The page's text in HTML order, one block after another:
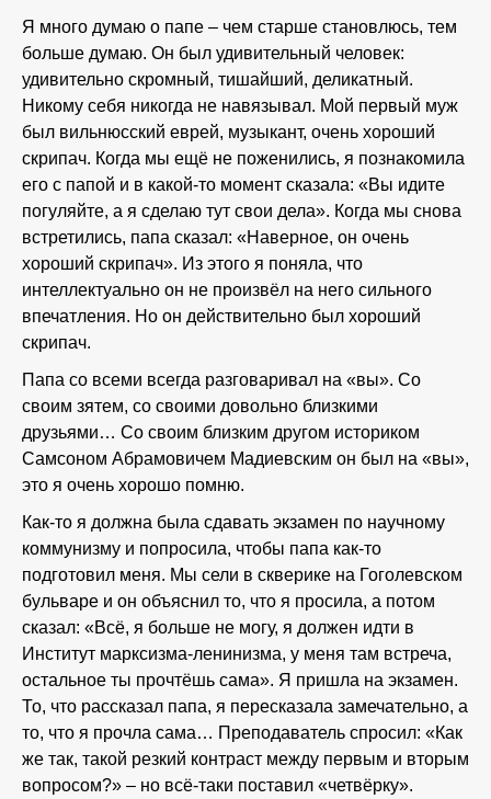
Я много думаю о папе – чем старше становлюсь, тем
больше думаю. Он был удивительный человек:
удивительно скромный, тишайший, деликатный.
Никому себя никогда не навязывал. Мой первый муж
был вильнюсский еврей, музыкант, очень хороший
скрипач. Когда мы ещё не поженились, я познакомила
его с папой и в какой-то момент сказала: «Вы идите
погуляйте, а я сделаю тут свои дела». Когда мы снова
встретились, папа сказал: «Наверное, он очень
хороший скрипач». Из этого я поняла, что
интеллектуально он не произвёл на него сильного
впечатления. Но он действительно был хороший
скрипач.
Папа со всеми всегда разговаривал на «вы». Со
своим зятем, со своими довольно близкими
друзьями… Со своим близким другом историком
Самсоном Абрамовичем Мадиевским он был на «вы»,
это я очень хорошо помню.
Как-то я должна была сдавать экзамен по научному
коммунизму и попросила, чтобы папа как-то
подготовил меня. Мы сели в скверике на Гоголевском
бульваре и он объяснил то, что я просила, а потом
сказал: «Всё, я больше не могу, я должен идти в
Институт марксизма-ленинизма, у меня там встреча,
остальное ты прочтёшь сама». Я пришла на экзамен.
То, что рассказал папа, я пересказала замечательно, а
то, что я прочла сама… Преподаватель спросил: «Как
же так, такой резкий контраст между первым и вторым
вопросом?» – но всё-таки поставил «четвёрку».